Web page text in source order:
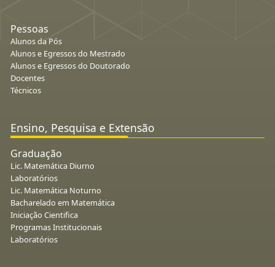
Pessoas
Alunos da Pós
Alunos e Egressos do Mestrado
Alunos e Egressos do Doutorado
Docentes
Técnicos
Ensino, Pesquisa e Extensão
Graduação
Lic. Matemática Diurno
Laboratórios
Lic. Matemática Noturno
Bacharelado em Matemática
Iniciação Cientifica
Programas Institucionais
Laboratórios